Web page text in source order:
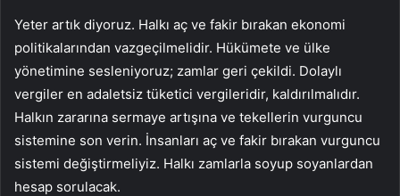
Yeter artık diyoruz. Halkı aç ve fakir bırakan ekonomi
politikalarından vazgeçilmelidir. Hükümete ve ülke
yönetimine sesleniyoruz; zamlar geri çekildi. Dolaylı
vergiler en adaletsiz tüketici vergileridir, kaldırılmalıdır.
Halkın zararına sermaye artışına ve tekellerin vurguncu
sistemine son verin. İnsanları aç ve fakir bırakan vurguncu
sistemi değiştirmeliyiz. Halkı zamlarla soyup soyanlardan
hesap sorulacak.